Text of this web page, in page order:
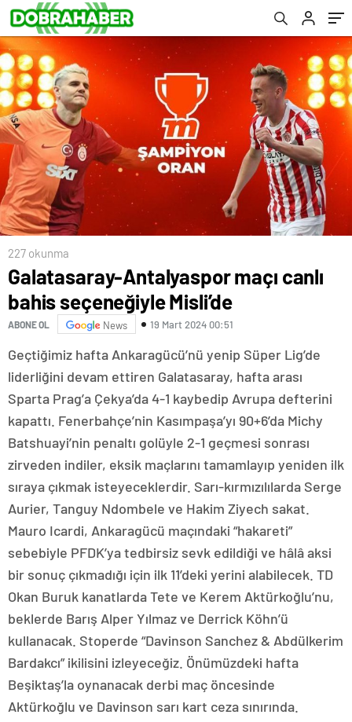
227 okunma
Galatasaray-Antalyaspor maçı canlı
bahis seçeneğiyle Misli’de
ABONE OL News 19 Mart 2024 00:51
Geçtiğimiz hafta Ankaragücü’nü yenip Süper Lig’de
liderliğini devam ettiren Galatasaray, hafta arası
Sparta Prag’a Çekya’da 4-1 kaybedip Avrupa defterini
kapattı. Fenerbahçe’nin Kasımpaşa’yı 90+6’da Michy
Batshuayi’nin penaltı golüyle 2-1 geçmesi sonrası
zirveden indiler, eksik maçlarını tamamlayıp yeniden ilk
sıraya çıkmak isteyeceklerdir. Sarı-kırmızılılarda Serge
Aurier, Tanguy Ndombele ve Hakim Ziyech sakat.
Mauro Icardi, Ankaragücü maçındaki “hakareti”
sebebiyle PFDK’ya tedbirsiz sevk edildiği ve hâlâ aksi
bir sonuç çıkmadığı için ilk 11’deki yerini alabilecek. TD
Okan Buruk kanatlarda Tete ve Kerem Aktürkoğlu’nu,
beklerde Barış Alper Yılmaz ve Derrick Köhn’ü
kullanacak. Stoperde “Davinson Sanchez & Abdülkerim
Bardakcı” ikilisini izleyeceğiz. Önümüzdeki hafta
Beşiktaş’la oynanacak derbi maç öncesinde
Aktürkoğlu ve Davinson sarı kart ceza sınırında.